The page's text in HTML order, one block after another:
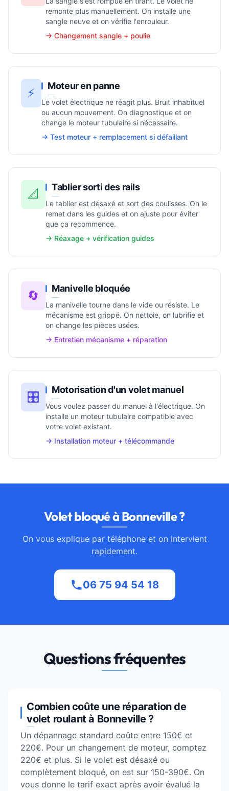
remonte plus manuellement. On installe une
sangle neuve et on vérifie l'enrouleur.
→ Changement sangle + poulie
⚡ Moteur en panne
Le volet électrique ne réagit plus. Bruit inhabituel
ou aucun mouvement. On diagnostique et on
change le moteur tubulaire si nécessaire.
→ Test moteur + remplacement si défaillant
📐 Tablier sorti des rails
Le tablier est désaxé et sort des coulisses. On le
remet dans les guides et on ajuste pour éviter
que ça recommence.
→ Réaxage + vérification guides
🔄 Manivelle bloquée
La manivelle tourne dans le vide ou résiste. Le
mécanisme est grippé. On nettoie, on lubrifie et
on change les pièces usées.
→ Entretien mécanisme + réparation
🎛️ Motorisation d'un volet manuel
Vous voulez passer du manuel à l'électrique. On
installe un moteur tubulaire compatible avec
votre volet existant.
→ Installation moteur + télécommande
Volet bloqué à Bonneville ?
On vous explique par téléphone et on intervient
rapidement.
06 75 94 54 18
Questions fréquentes
Combien coûte une réparation de
volet roulant à Bonneville ?
Un dépannage standard coûte entre 150€ et
220€. Pour un changement de moteur, comptez
220€ et plus. Si le volet est désaxé ou
complètement bloqué, on est sur 150-390€. On
vous donne le tarif exact après avoir évalué la